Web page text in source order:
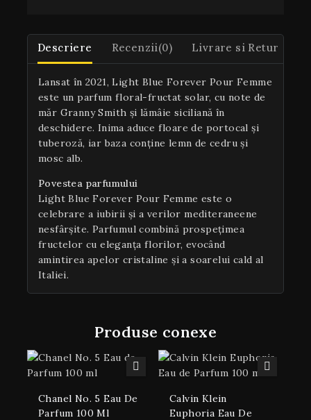
Descriere Recenzii(0) Livrare si Retur
Lansat în 2021, Light Blue Forever Pour Femme
este un parfum floral-fructat solar, cu note de
măr Granny Smith și lămâie siciliană în
deschidere. Inima aduce floare de portocal și
tuberoză, iar baza conține lemn de cedru și
mosc alb.
Povestea parfumului
Light Blue Forever Pour Femme este o
celebrare a iubirii și a verilor mediteraneene
nesfârșite. Parfumul combină prospețimea
fructelor cu eleganța florilor, evocând
amintirea apelor cristaline și a soarelui cald al
Italiei.
Produse conexe
Chanel No. 5 Eau De
Parfum 100 Ml
Calvin Klein
Euphoria Eau De
Zilnic avem oferte imbatabile
Oferta de azi